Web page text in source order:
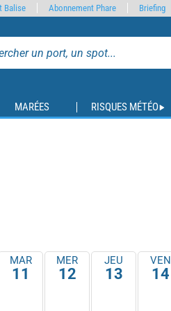
MARÉES RISQUES MÉTÉO
MAR
11
MER
12
JEU
13
VEN
14
Balise Abonnement Phare Briefing